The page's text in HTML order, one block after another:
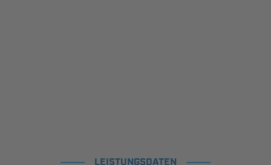
LEISTUNGSDATEN